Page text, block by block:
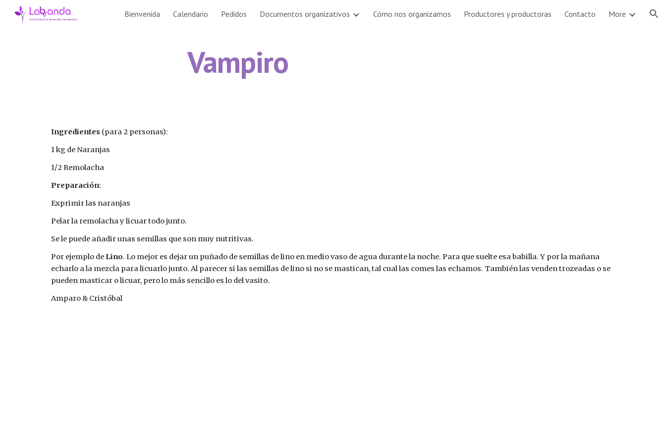
Skip to main content Skip to navigation
Bienvenida Calendario Pedidos Documentos organizativos Cómo nos organizamos Productores y productoras Contacto More
Vampiro
Ingredientes (para 2 personas):
1 kg de Naranjas
1/2 Remolacha
Preparación:
Exprimir las naranjas
Pelar la remolacha y licuar todo junto.
Se le puede añadir unas semillas que son muy nutritivas.
Por ejemplo de Lino. Lo mejor es dejar un puñado de semillas de lino en medio vaso de agua durante la noche. Para que suelte esa babilla. Y por la mañana
echarlo a la mezcla para licuarlo junto. Al parecer si las semillas de lino si no se mastican, tal cual las comes las echamos. También las venden trozeadas o se
pueden masticar o licuar, pero lo más sencillo es lo del vasito.
Amparo & Cristóbal